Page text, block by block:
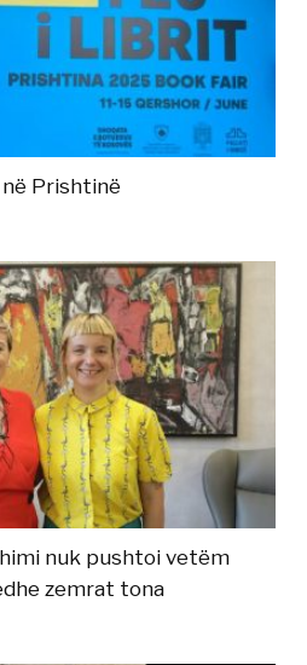
Prishtinë
nuk pushtoi vetëm
zemrat tona